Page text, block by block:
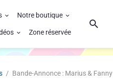
Notre boutique
Zone réservée
Bande-Annonce : Marius & Fanny